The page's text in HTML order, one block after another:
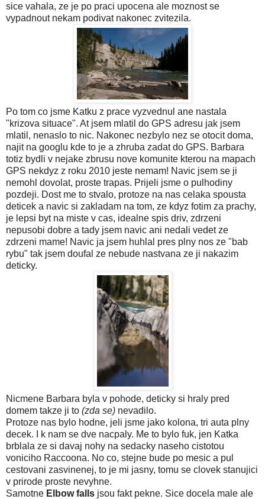
sice vahala, ze je po praci upocena ale moznost se
vypadnout nekam podivat nakonec zvitezila.
Po tom co jsme Katku z prace vyzvednul ane nastala
"krizova situace". At jsem mlatil do GPS adresu jak jsem
mlatil, nenaslo to nic. Nakonec nezbylo nez se otocit doma,
najit na googlu kde to je a zhruba zadat do GPS. Barbara
totiz bydli v nejake zbrusu nove komunite kterou na mapach
GPS nekdyz z roku 2010 jeste nemam! Navic jsem se ji
nemohl dovolat, proste trapas. Prijeli jsme o pulhodiny
pozdeji. Dost me to stvalo, protoze na nas celaka spousta
deticek a navic si zakladam na tom, ze kdyz fotim za prachy,
je lepsi byt na miste v cas, idealne spis driv, zdrzeni
nepusobi dobre a tady jsem navic ani nedali vedet ze
zdrzeni mame! Navic ja jsem huhlal pres plny nos ze "bab
rybu" tak jsem doufal ze nebude nastvana ze ji nakazim
deticky.
Nicmene Barbara byla v pohode, deticky si hraly pred
domem takze ji to (zda se) nevadilo.
Protoze nas bylo hodne, jeli jsme jako kolona, tri auta plny
decek. I k nam se dve nacpaly. Me to bylo fuk, jen Katka
brblala ze si davaj nohy na sedacky naseho cistotou
voniciho Raccoona. No co, stejne bude po mesic a pul
cestovani zasvinenej, to je mi jasny, tomu se clovek stanujici
v prirode proste nevyhne.
Samotne Elbow falls jsou fakt pekne. Sice docela male ale